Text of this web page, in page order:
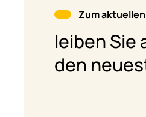
Zum
leiben Sie
den